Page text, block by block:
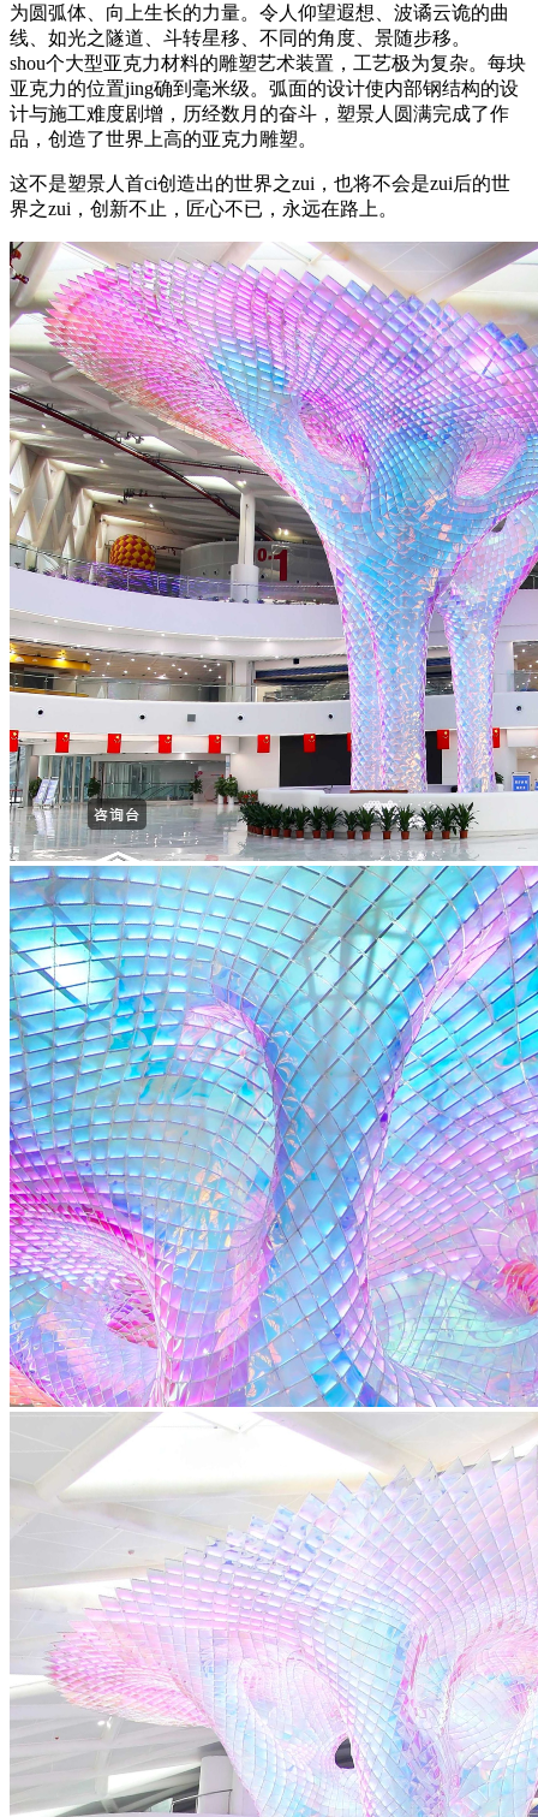
为圆弧体、向上生长的力量。令人仰望遐想、波谲云诡的曲
线、如光之隧道、斗转星移、不同的角度、景随步移。
shou个大型亚克力材料的雕塑艺术装置，工艺极为复杂。每块
亚克力的位置jing确到毫米级。弧面的设计使内部钢结构的设
计与施工难度剧增，历经数月的奋斗，塑景人圆满完成了作
品，创造了世界上高的亚克力雕塑。
这不是塑景人首ci创造出的世界之zui，也将不会是zui后的世
界之zui，创新不止，匠心不已，永远在路上。